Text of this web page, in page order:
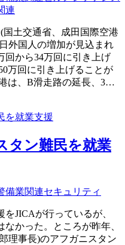
連
土交通省、成田国際空港
外国人の増加が見込まれ
回から34万回に引き上げ
万回に引き上げることが
は、B滑走路の延長、3…
タン難民を就業
備業関連セキュリティ
JICAが行っているが、
かった。ところが昨年、
理事長)のアフガニスタン